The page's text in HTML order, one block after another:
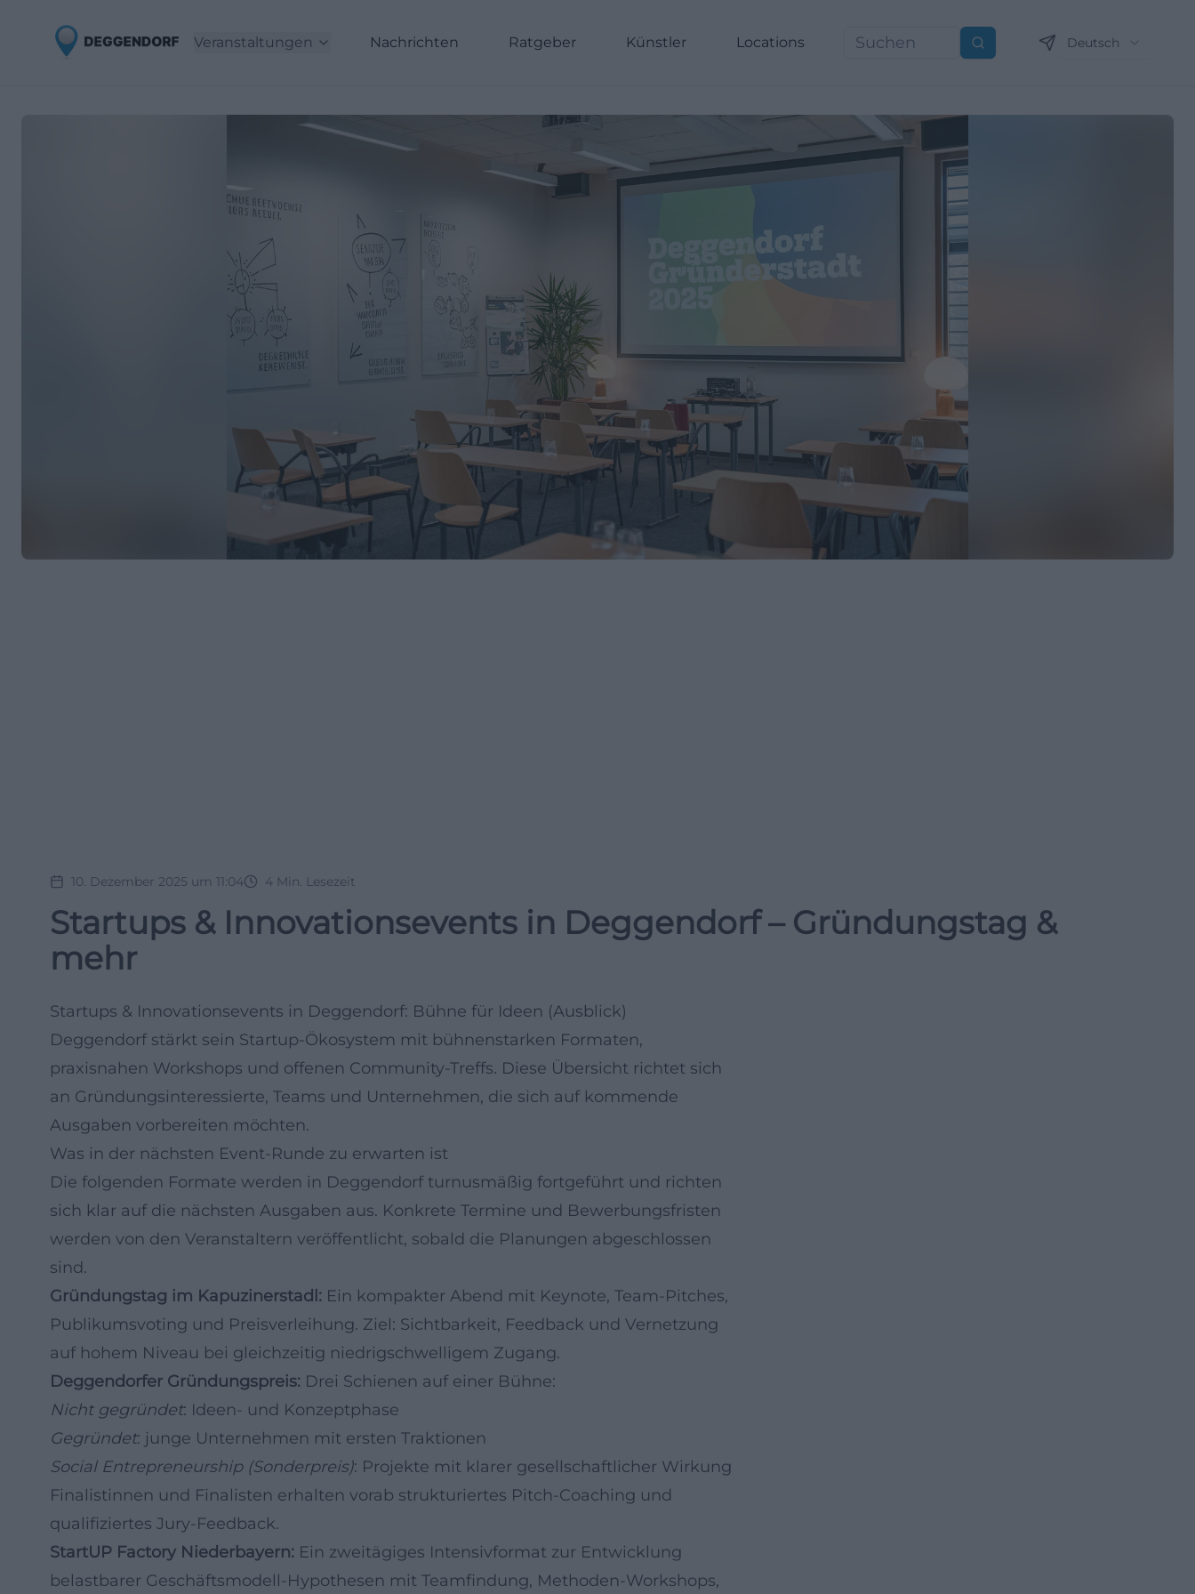
Veranstaltungen Nachrichten Ratgeber Künstler Locations Suchen Deutsch
10. Dezember 2025 um 11:04 4 Min. Lesezeit
Startups & Innovationsevents in Deggendorf – Gründungstag &
mehr
Startups & Innovationsevents in Deggendorf: Bühne für Ideen (Ausblick)
Deggendorf stärkt sein Startup-Ökosystem mit bühnenstarken Formaten,
praxisnahen Workshops und offenen Community-Treffs. Diese Übersicht richtet sich
an Gründungsinteressierte, Teams und Unternehmen, die sich auf kommende
Ausgaben vorbereiten möchten.
Was in der nächsten Event-Runde zu erwarten ist
Die folgenden Formate werden in Deggendorf turnusmäßig fortgeführt und richten
sich klar auf die nächsten Ausgaben aus. Konkrete Termine und Bewerbungsfristen
werden von den Veranstaltern veröffentlicht, sobald die Planungen abgeschlossen
sind.
Gründungstag im Kapuzinerstadl: Ein kompakter Abend mit Keynote, Team-Pitches,
Publikumsvoting und Preisverleihung. Ziel: Sichtbarkeit, Feedback und Vernetzung
auf hohem Niveau bei gleichzeitig niedrigschwelligem Zugang.
Deggendorfer Gründungspreis: Drei Schienen auf einer Bühne:
Nicht gegründet: Ideen- und Konzeptphase
Gegründet: junge Unternehmen mit ersten Traktionen
Social Entrepreneurship (Sonderpreis): Projekte mit klarer gesellschaftlicher Wirkung
Finalistinnen und Finalisten erhalten vorab strukturiertes Pitch-Coaching und
qualifiziertes Jury-Feedback.
StartUP Factory Niederbayern: Ein zweitägiges Intensivformat zur Entwicklung
belastbarer Geschäftsmodell-Hypothesen mit Teamfindung, Methoden-Workshops,